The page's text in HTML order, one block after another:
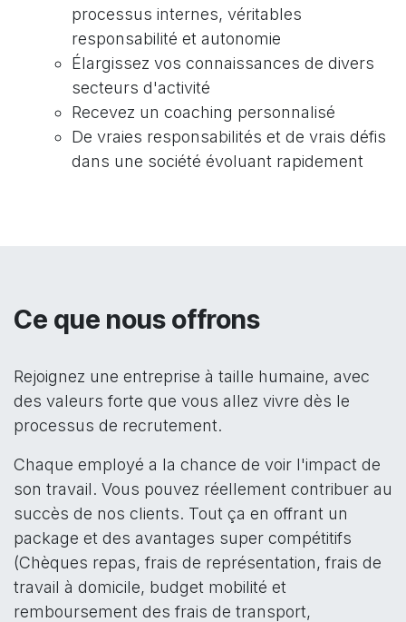
processus internes, véritables
responsabilité et autonomie
Élargissez vos connaissances de divers
secteurs d'activité
Recevez un coaching personnalisé
De vraies responsabilités et de vrais défis
dans une société évoluant rapidement
Ce que nous offrons
Rejoignez une entreprise à taille humaine, avec
des valeurs forte que vous allez vivre dès le
processus de recrutement.
Chaque employé a la chance de voir l'impact de
son travail. Vous pouvez réellement contribuer au
succès de nos clients. Tout ça en offrant un
package et des avantages super compétitifs
(Chèques repas, frais de représentation, frais de
travail à domicile, budget mobilité et
remboursement des frais de transport,